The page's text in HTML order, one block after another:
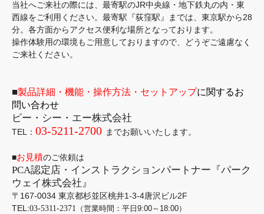
当社へご来社の際には、最寄駅のJR中央線・地下鉄丸の内・東
西線をご利用ください。最寄駅『荻窪駅』までは、東京駅から28
分。各方面からアクセス便利な場所となっております。
操作体験用の環境もご用意しておりますので、どうぞご遠慮なく
ご来社ください。
■製品詳細・機能・操作方法・セットアップに関するお
問い合わせ
ピー・シー・エー株式会社
TEL： 03-5211-2700 までお願いいたします。
■お見積のご依頼は
PCA認定店・インストラクションパートナー『パーク
ウェイ株式会社』
〒167-0034 東京都杉並区桃井1-3-4唐沢ビル2F
TEL:03-5311-2371 （営業時間：平日9:00～18:00）